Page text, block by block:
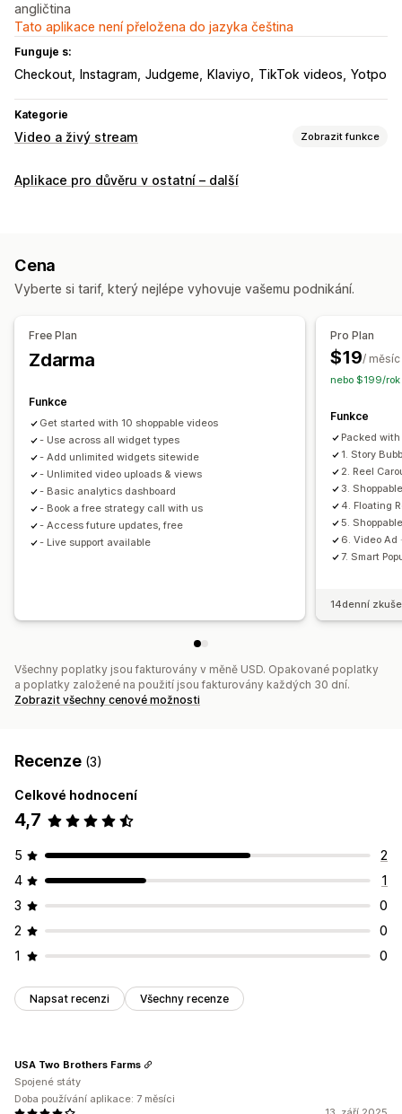
angličtina
Tato aplikace není přeložena do jazyka čeština
Funguje s:
Checkout Instagram Judgeme Klaviyo TikTok videos Yotpo
Kategorie
Video a živý stream Zobrazit funkce
Správa videí
Sdílení na sociálních sítích
Import videí
Automaticky otevíraná okna
Aplikace pro důvěru v ostatní – další
Cena
Vyberte si tarif, který nejlépe vyhovuje vašemu podnikání.
Free Plan
Zdarma
Funkce
Get started with 10 shoppable videos
- Use across all widget types
- Add unlimited widgets sitewide
- Unlimited video uploads & views
- Basic analytics dashboard
- Book a free strategy call with us
- Access future updates, free
- Live support available
Pro Plan
$19/ měsíc
nebo $199/rok
Funkce
Packed
1. Story
2. Reel
3.
4. Floating
5.
6. Video Ad
7. Smart
14denní
Všechny poplatky jsou fakturovány v měně USD. Opakované poplatky
a poplatky založené na použití jsou fakturovány každých 30 dní.
Zobrazit všechny cenové možnosti
Recenze (3)
Celkové hodnocení
4,7
5
2
4
1
3
0
2
0
1
0
Napsat recenzi Všechny recenze
USA Two Brothers Farms
Spojené státy
Doba používání aplikace: 7 měsíci